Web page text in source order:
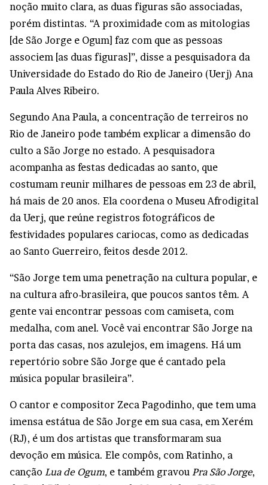
noção muito clara, as duas figuras são associadas,
porém distintas. “A proximidade com as mitologias
[de São Jorge e Ogum] faz com que as pessoas
associem [as duas figuras]”, disse a pesquisadora da
Universidade do Estado do Rio de Janeiro (Uerj) Ana
Paula Alves Ribeiro.
Segundo Ana Paula, a concentração de terreiros no
Rio de Janeiro pode também explicar a dimensão do
culto a São Jorge no estado. A pesquisadora
acompanha as festas dedicadas ao santo, que
costumam reunir milhares de pessoas em 23 de abril,
há mais de 20 anos. Ela coordena o Museu Afrodigital
da Uerj, que reúne registros fotográficos de
festividades populares cariocas, como as dedicadas
ao Santo Guerreiro, feitos desde 2012.
“São Jorge tem uma penetração na cultura popular, e
na cultura afro-brasileira, que poucos santos têm. A
gente vai encontrar pessoas com camiseta, com
medalha, com anel. Você vai encontrar São Jorge na
porta das casas, nos azulejos, em imagens. Há um
repertório sobre São Jorge que é cantado pela
música popular brasileira”.
O cantor e compositor Zeca Pagodinho, que tem uma
imensa estátua de São Jorge em sua casa, em Xerém
(RJ), é um dos artistas que transformaram sua
devoção em música. Ele compôs, com Ratinho, a
canção Lua de Ogum, e também gravou Pra São Jorge,